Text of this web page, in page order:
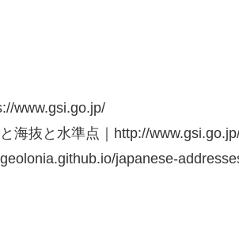
www.gsi.go.jp/
海抜と水準点｜http://
japanese-